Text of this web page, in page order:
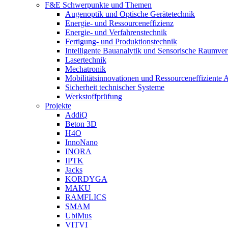
F&E Schwerpunkte und Themen
Augenoptik und Optische Gerätetechnik
Energie- und Ressourceneffizienz
Energie- und Verfahrenstechnik
Fertigung- und Produktionstechnik
Intelligente Bauanalytik und Sensorische
Lasertechnik
Mechatronik
Mobilitätsinnovationen und Ressourceneffiziente
Sicherheit technischer Systeme
Werkstoffprüfung
Projekte
AddiQ
Beton 3D
H4O
InnoNano
INORA
IPTK
Jacks
KORDYGA
MAKU
RAMFLICS
SMAM
UbiMus
VITVI